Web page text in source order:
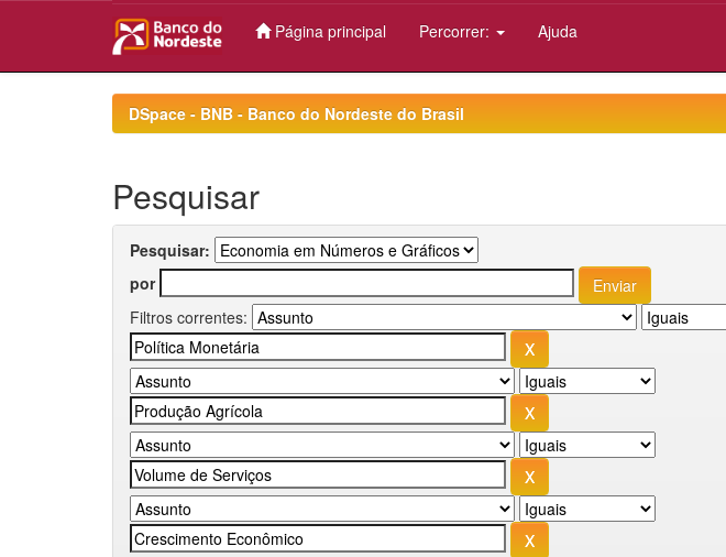
Página principal Percorrer: Ajuda
DSpace - BNB - Banco do Nordeste do Brasil
Pesquisar
Pesquisar:
por
Filtros correntes: